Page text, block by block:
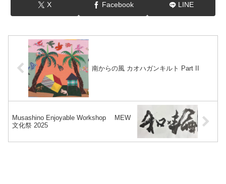
X Facebook LINE
南からの風 カオハガンキルト Part II
Musashino Enjoyable Workshop MEW
文化祭 2025